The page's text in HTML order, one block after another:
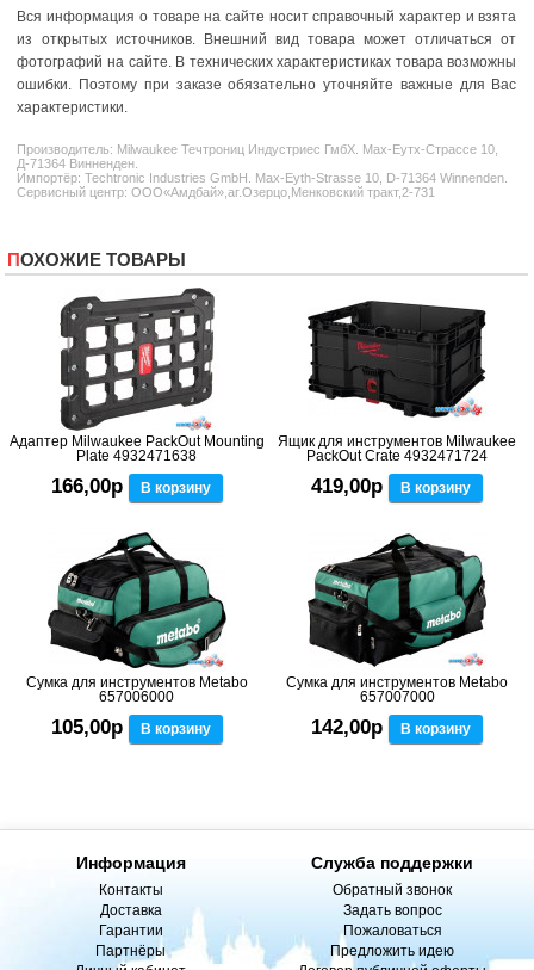
Вся информация о товаре на сайте носит справочный характер и взята
из открытых источников. Внешний вид товара может отличаться от
фотографий на сайте. В технических характеристиках товара возможны
ошибки. Поэтому при заказе обязательно уточняйте важные для Вас
характеристики.
Производитель: Milwaukee Течтрониц Индустриес ГмбХ. Маx-Еутх-Страссе 10,
Д-71364 Винненден.
Импортёр: Techtronic Industries GmbH. Max-Eyth-Strasse 10, D-71364 Winnenden.
Сервисный центр: ООО«Амдбай»,аг.Озерцо,Менковский тракт,2-731
ПОХОЖИЕ ТОВАРЫ
Адаптер Milwaukee PackOut Mounting
Plate 4932471638
166,00р В корзину
Ящик для инструментов Milwaukee
PackOut Crate 4932471724
419,00р В корзину
Сумка для инструментов Metabo
657006000
105,00р В корзину
Сумка для инструментов Metabo
657007000
142,00р В корзину
Информация
Контакты
Доставка
Гарантии
Партнёры
Служба поддержки
Обратный звонок
Задать вопрос
Пожаловаться
Предложить идею